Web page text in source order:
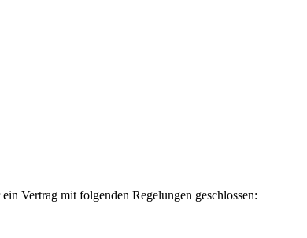
Vertrag mit folgenden Regelungen geschlossen: